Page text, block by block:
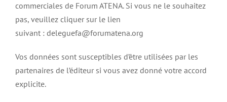
commerciales de Forum ATENA. Si vous ne le souhaitez
pas, veuillez cliquer sur le lien
suivant : deleguefa@forumatena.org
Vos données sont susceptibles d’être utilisées par les
partenaires de l’éditeur si vous avez donné votre accord
explicite.